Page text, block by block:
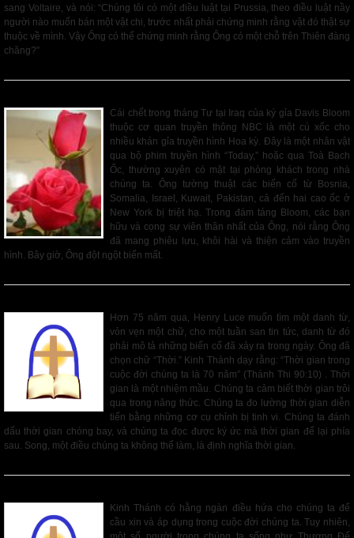
sang Voltaire, và nói: “Chúng tôi có một điều luật tại Prussia, theo điều luật nầy
người nào muốn bán một vật chi, trước nhất phải chứng minh rằng vật đó thật sự
thuộc về mình. Vậy Ông có thể chứng minh rằng Ông có một chỗ trên Thiên đàng
chăng?”
Cái chết trong tháng Tư tại Iraq của ký gỉa Davis Bloom
thuộc cơ quan truyền thông NBC là một cú xốc cho
nhiều khán gỉa truyền hình Hoa kỳ. Đây là một nhân vật
qua bộ phim truyền hình “Today,” hoặc qua Toà Bạch
Ốc, thường xuyên có mặt tại phòng khách trong nhà
chúng ta. Ông tường thuật các biến cố từ Bosnia,
Somalia, Israel, Kuwait, Pakistan, cả đến hai cao ốc ở
New York bị triệt hạ. Trong đám táng Bloom, các bạn
hữu và cọng sự viên thân nhất của Ông, nói rằng Ông
đã mang phiêu lưu, khôi hài và thiện cảm vào truyền
hình. Bây giờ, Ông đột ngột biến mất.
Hơn 75 năm qua, Henry Luce muốn tìm một danh từ,
vỏn vẹn một chữ, cho một tuần san tin tức, danh từ đó
phải mô tả những biến cố đã xảy ra trong ngày. Ông đã
chọn chữ “Thời.” Kinh Thánh dạy rằng: “Thời gian trong
cuộc đời chúng ta là 70 năm” (Thánh Thi 90:10) . Thời
gian là một nhiệm mầu. Chúng ta cảm biết thời gian trôi
qua trong năng thức. Chúng ta đo lường thời gian diễn
tiến bằng những cơ cụ chỉnh bị tinh vi. Chúng ta đánh
dấu thời gian chóng bay, và chúng ta đọc được ký ức mà thời gian để lại phía
sau. Song, một điều chúng ta không thể làm, là định nghĩa thời gian.
Kinh Thánh có hằng ngàn điều hứa cho chúng ta để
cầu xin và áp dụng trong cuộc đời chúng ta. Tuy nhiên,